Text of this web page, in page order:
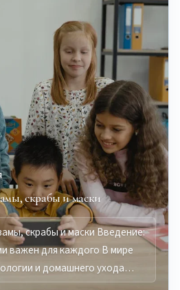
скрабы и маски
скрабы и маски Введение:
важен для каждого В мире
и домашнего ухода…